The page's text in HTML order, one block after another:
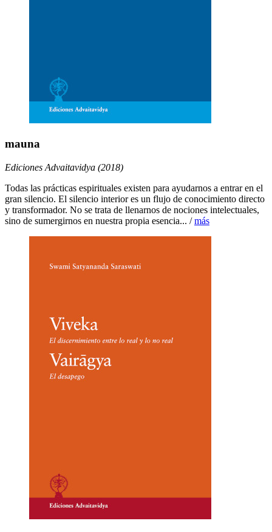
mauna
Ediciones Advaitavidya (2018)
Todas las prácticas espirituales existen para ayudarnos a entrar en el
gran silencio. El silencio interior es un flujo de conocimiento directo
y transformador. No se trata de llenarnos de nociones intelectuales,
sino de sumergirnos en nuestra propia esencia... /más